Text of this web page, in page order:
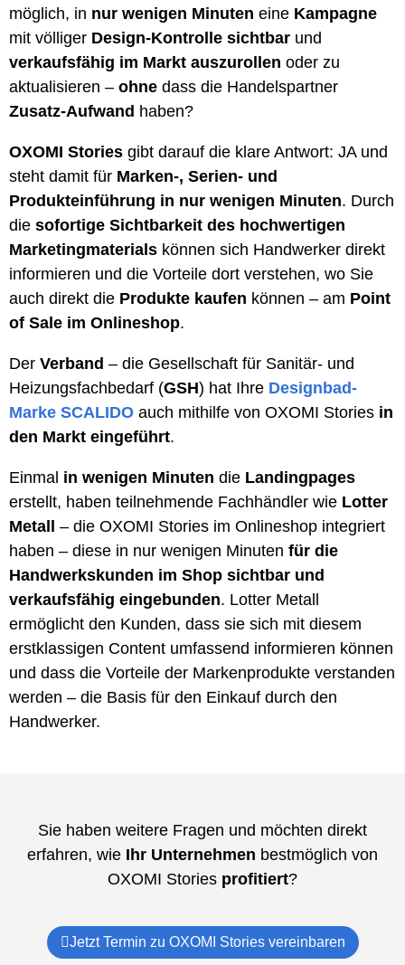
möglich, in nur wenigen Minuten eine Kampagne
mit völliger Design-Kontrolle sichtbar und
verkaufsfähig im Markt auszurollen oder zu
aktualisieren – ohne dass die Handelspartner
Zusatz-Aufwand haben?
OXOMI Stories gibt darauf die klare Antwort: JA und
steht damit für Marken-, Serien- und
Produkteinführung in nur wenigen Minuten. Durch
die sofortige Sichtbarkeit des hochwertigen
Marketingmaterials können sich Handwerker direkt
informieren und die Vorteile dort verstehen, wo Sie
auch direkt die Produkte kaufen können – am Point
of Sale im Onlineshop.
Der Verband – die Gesellschaft für Sanitär- und
Heizungsfachbedarf (GSH) hat Ihre Designbad-
Marke SCALIDO auch mithilfe von OXOMI Stories in
den Markt eingeführt.
Einmal in wenigen Minuten die Landingpages
erstellt, haben teilnehmende Fachhändler wie Lotter
Metall
– die OXOMI Stories im Onlineshop integriert
haben – diese in nur wenigen Minuten für die
Handwerkskunden im Shop sichtbar und
verkaufsfähig eingebunden. Lotter Metall
ermöglicht den Kunden, dass sie sich mit diesem
erstklassigen Content umfassend informieren können
und dass die Vorteile der Markenprodukte verstanden
werden – die Basis für den Einkauf durch den
Handwerker.
Sie haben weitere Fragen und möchten direkt
erfahren, wie Ihr Unternehmen bestmöglich von
OXOMI Stories profitiert?
Jetzt Termin zu OXOMI Stories vereinbaren